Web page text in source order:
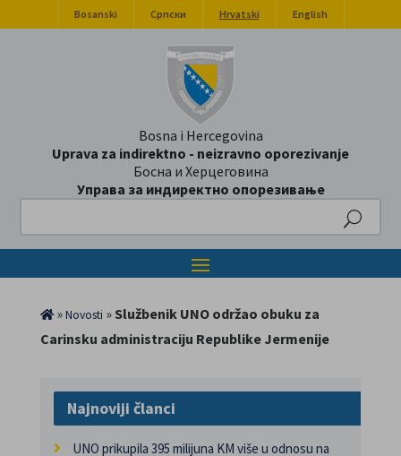
Bosanski Српски Hrvatski English
Bosna i Hercegovina
Uprava za indirektno - neizravno oporezivanje
Босна и Херцеговина
Управа за индиректно опорезивање
»Novosti » Službenik UNO održao obuku za
Carinsku administraciju Republike Jermenije
Najnoviji članci
UNO prikupila 395 milijuna KM više u odnosu na